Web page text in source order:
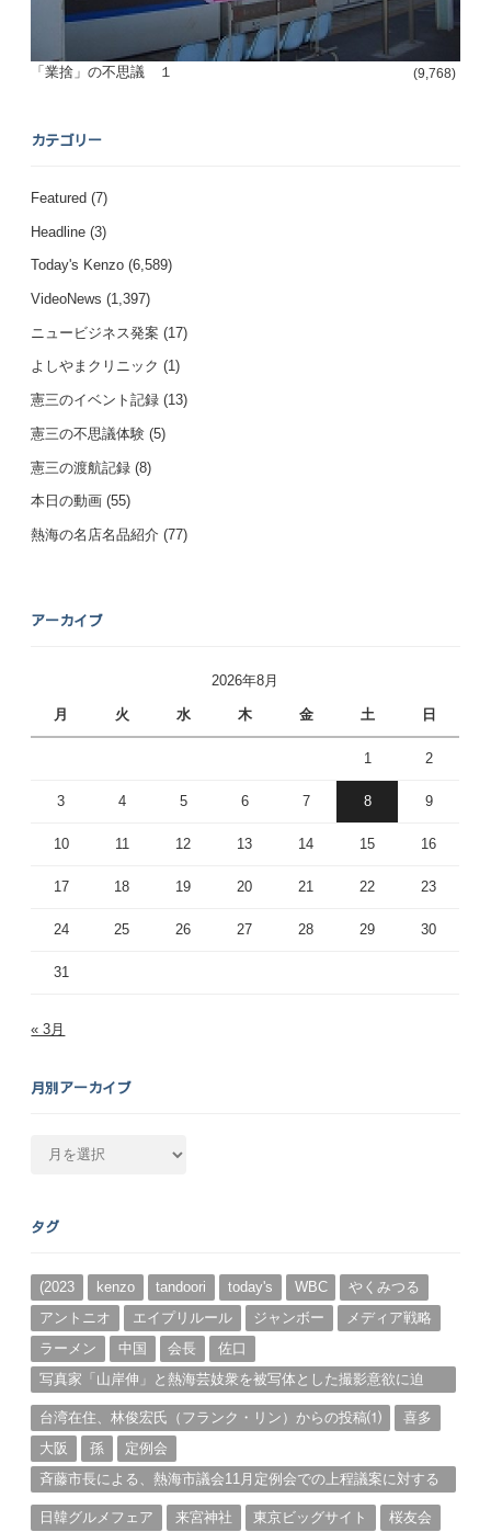
「業捨」の不思議 １ (9,768)
カテゴリー
Featured (7)
Headline (3)
Today's Kenzo (6,589)
VideoNews (1,397)
ニュービジネス発案 (17)
よしやまクリニック (1)
憲三のイベント記録 (13)
憲三の不思議体験 (5)
憲三の渡航記録 (8)
本日の動画 (55)
熱海の名店名品紹介 (77)
アーカイブ
2026年8月
月 火 水 木 金 土 日
1 2
3 4 5 6 7 8 9
10 11 12 13 14 15 16
17 18 19 20 21 22 23
24 25 26 27 28 29 30
31
« 3月
月別アーカイブ
カ
ブ
タグ
(2023 kenzo tandoori today's WBC
やくみつる
アントニオ
エイプリルール ジャンボー
メディア戦略
ラーメン
中国 会長
佐口
写真家「山岸伸」と熱海芸妓衆を被写体とした撮影意欲に迫
台湾在住、林俊宏氏（フランク・リン）からの投稿⑴
喜多
大阪
孫
定例会
斉藤市長による、熱海市議会11月定例会での上程議案に対する
日韓グルメフェア
来宮神社 東京ビッグサイト 桜友会